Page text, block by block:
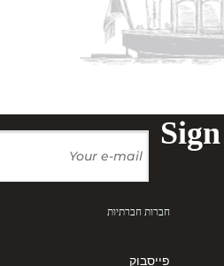
חברות חברתיות
פייסבוק